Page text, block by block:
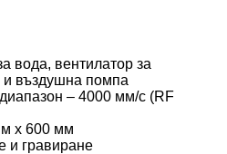
вода, вентилатор за
и въздушна помпа
– 4000 мм/с (RF
x 600 мм
и гравиране